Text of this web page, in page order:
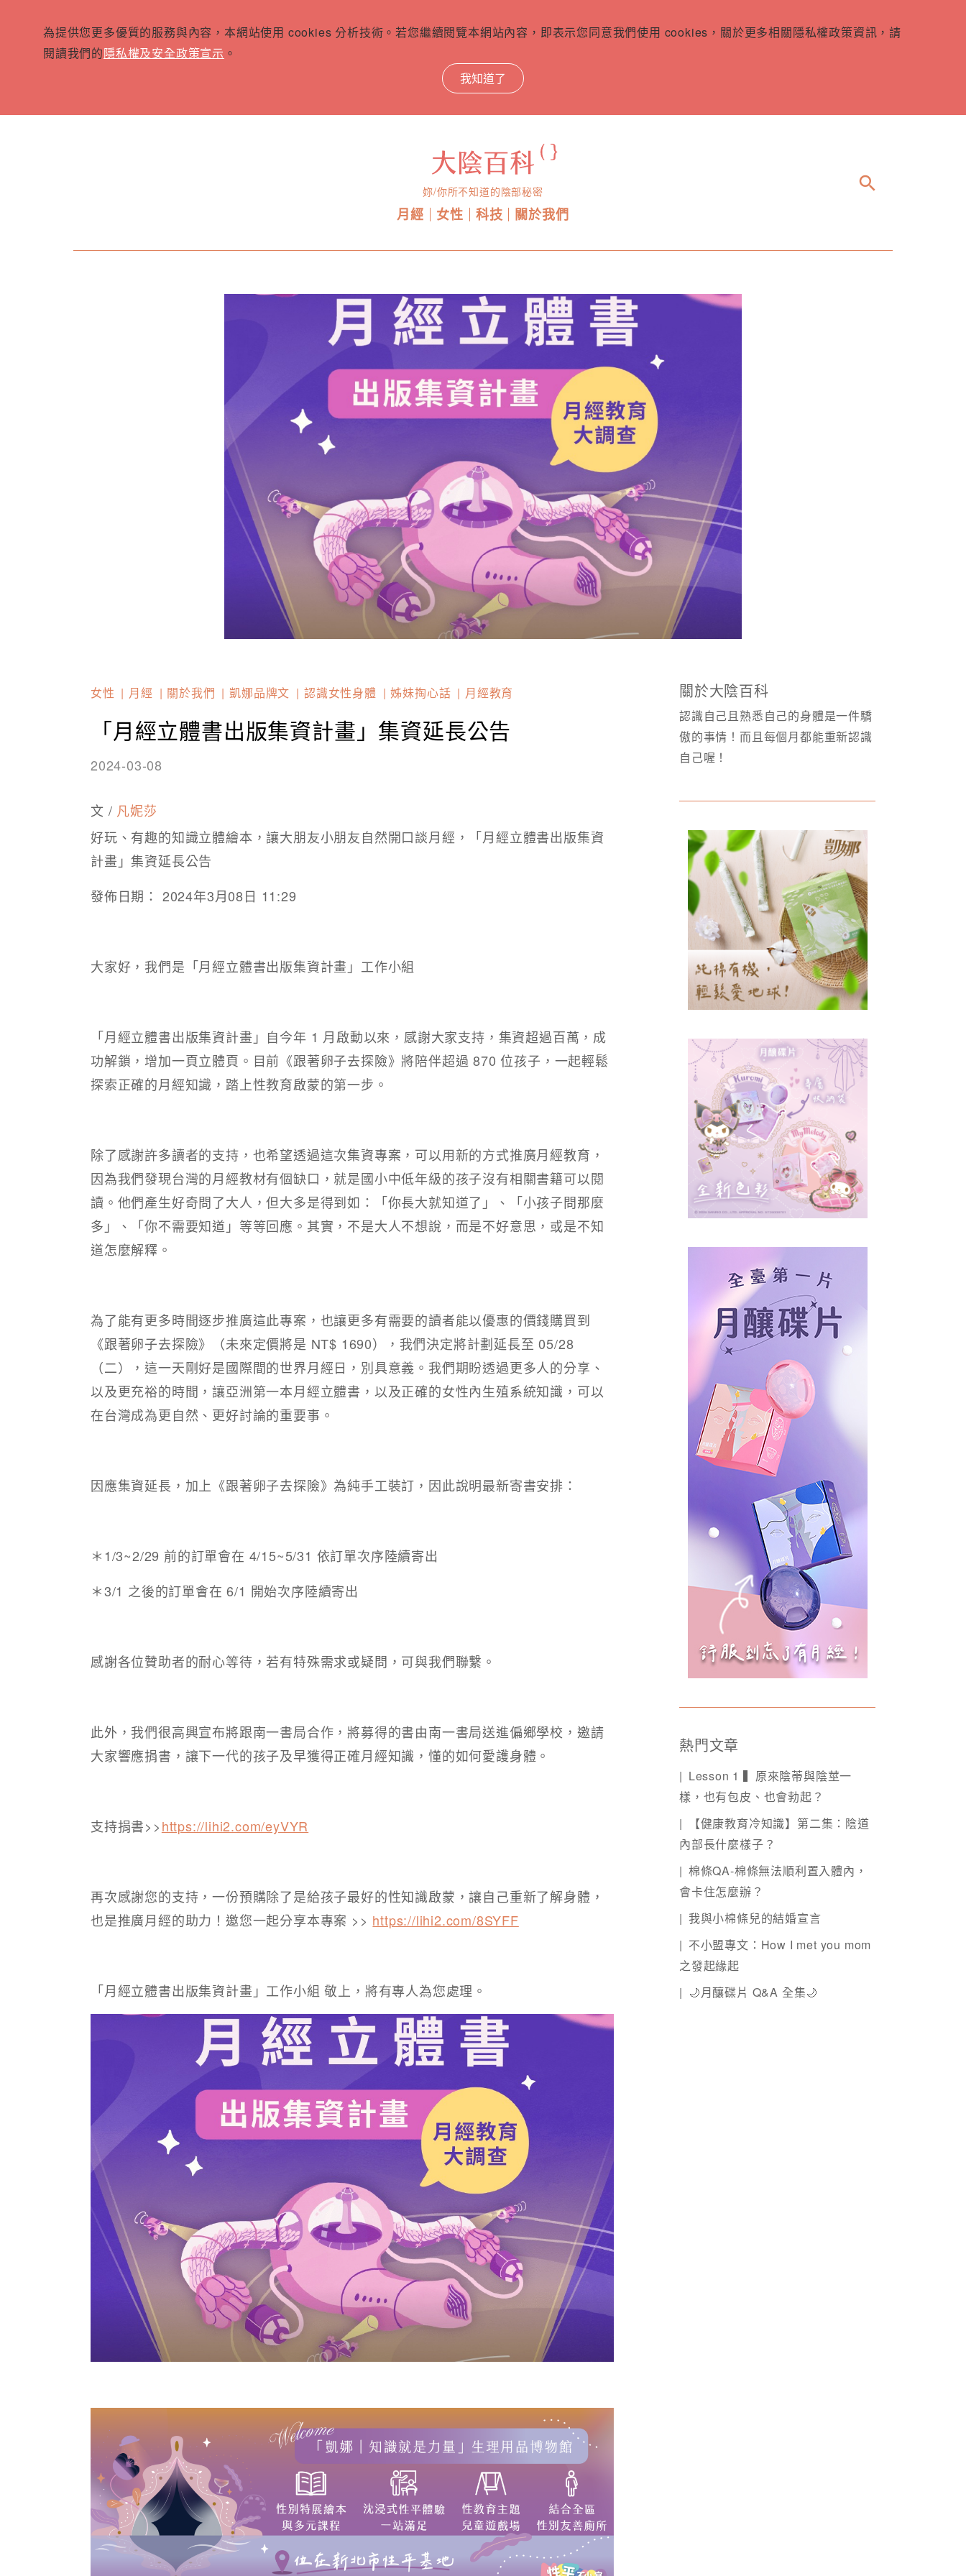
為提供您更多優質的服務與內容，本網站使用 cookies 分析技術。若您繼續閱覽本網站內容，即表示您同意我們使用 cookies，關於更多相關隱私權政策資訊，請
閱讀我們的隱私權及安全政策宣示 。
我知道了
妳/你所不知道的陰部秘密
月經 女性 科技 關於我們
search
女性 月經 關於我們 凱娜品牌文 認識女性身體 姊妹掏心話 月經教育
「月經立體書出版集資計畫」集資延長公告
2024-03-08
文 / 凡妮莎
好玩、有趣的知識立體繪本，讓大朋友小朋友自然開口談月經，「月經立體書出版集資
計畫」集資延長公告
發佈日期： 2024年3月08日 11:29
大家好，我們是「月經立體書出版集資計畫」工作小組
「月經立體書出版集資計畫」自今年 1 月啟動以來，感謝大家支持，集資超過百萬，成
功解鎖，增加一頁立體頁。目前《跟著卵子去探險》將陪伴超過 870 位孩子，一起輕鬆
探索正確的月經知識，踏上性教育啟蒙的第一步。
除了感謝許多讀者的支持，也希望透過這次集資專案，可以用新的方式推廣月經教育，
因為我們發現台灣的月經教材有個缺口，就是國小中低年級的孩子沒有相關書籍可以閱
讀。他們產生好奇問了大人，但大多是得到如：「你長大就知道了」、「小孩子問那麼
多」、「你不需要知道」等等回應。其實，不是大人不想說，而是不好意思，或是不知
道怎麼解釋。
為了能有更多時間逐步推廣這此專案，也讓更多有需要的讀者能以優惠的價錢購買到
《跟著卵子去探險》（未來定價將是 NT$ 1690），我們決定將計劃延長至 05/28
（二），這一天剛好是國際間的世界月經日，別具意義。我們期盼透過更多人的分享、
以及更充裕的時間，讓亞洲第一本月經立體書，以及正確的女性內生殖系統知識，可以
在台灣成為更自然、更好討論的重要事。
因應集資延長，加上《跟著卵子去探險》為純手工裝訂，因此說明最新寄書安排：
＊1/3~2/29 前的訂單會在 4/15~5/31 依訂單次序陸續寄出
＊3/1 之後的訂單會在 6/1 開始次序陸續寄出
感謝各位贊助者的耐心等待，若有特殊需求或疑問，可與我們聯繫。
此外，我們很高興宣布將跟南一書局合作，將募得的書由南一書局送進偏鄉學校，邀請
大家響應捐書，讓下一代的孩子及早獲得正確月經知識，懂的如何愛護身體。
支持捐書>>https://lihi2.com/eyVYR
再次感謝您的支持，一份預購除了是給孩子最好的性知識啟蒙，讓自己重新了解身體，
也是推廣月經的助力！邀您一起分享本專案 >> https://lihi2.com/8SYFF
「月經立體書出版集資計畫」工作小組 敬上，將有專人為您處理。
關於大陰百科
認識自己且熟悉自己的身體是一件驕
傲的事情！而且每個月都能重新認識
自己喔！
熱門文章
Lesson 1 ▍原來陰蒂與陰莖一
樣，也有包皮、也會勃起？
【健康教育冷知識】第二集：陰道
內部長什麼樣子？
棉條QA-棉條無法順利置入體內，
會卡住怎麼辦？
我與小棉條兒的結婚宣言
不小盟專文：How I met you mom
之發起緣起
🌙月釀碟片 Q&A 全集🌙